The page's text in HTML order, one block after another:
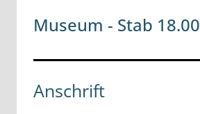
Museum - Stab 18.00
Anschrift